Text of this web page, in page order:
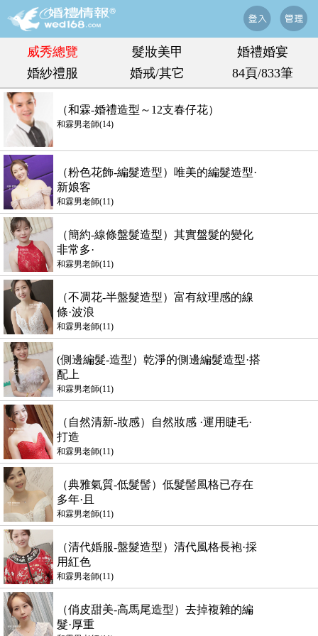
威秀總覽 髮妝美甲
婚禮婚宴
婚紗禮服
婚戒/其它 84頁/833筆
（和霖-婚禮造型～12支春仔花）
和霖男老師(14)
（粉色花飾-編髮造型）唯美的編髮造型·
新娘客
和霖男老師(11)
（簡約-線條盤髮造型）其實盤髮的變化
非常多·
和霖男老師(11)
（不凋花-半盤髮造型）富有紋理感的線
條·波浪
和霖男老師(11)
(側邊編髮-造型）乾淨的側邊編髮造型·搭
配上
和霖男老師(11)
（自然清新-妝感）自然妝感 ·運用睫毛·
打造
和霖男老師(11)
（典雅氣質-低髮髻）低髮髻風格已存在
多年·且
和霖男老師(11)
（清代婚服-盤髮造型）清代風格長袍·採
用紅色
和霖男老師(11)
（俏皮甜美-高馬尾造型）去掉複雜的編
髮·厚重